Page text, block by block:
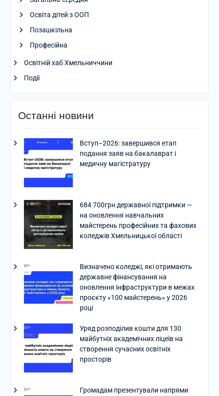
Освіта дітей з ООП
Позашкільна
Професійна
Освітній хаб Хмельниччини
Події
Останні новини
Вступ–2026: завершився етап
подання заяв на бакалаврат і
медичну магістратуру
684 700грн державної підтримки —
на оновлення навчальних
майстерень професійних та фахових
коледжів Хмельницької області
Визначено коледжі, які отримають
державне фінансування на
оновлення інфраструктури в межах
проєкту «100 майстерень» у 2026
році
Уряд розподілив кошти для 130
майбутніх академічних ліцеїв на
створення сучасних освітніх
просторів
Громадам презентували напрями